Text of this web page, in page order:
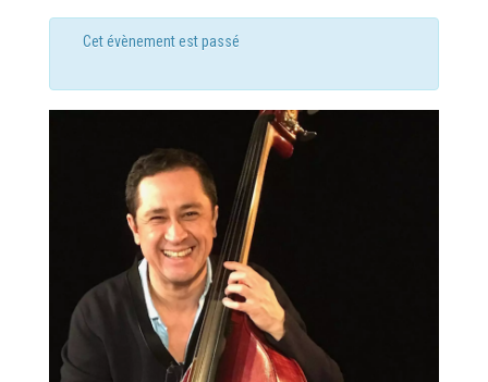
Cet évènement est passé